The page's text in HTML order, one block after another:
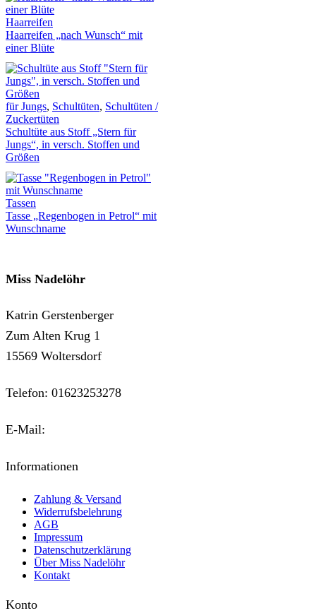
Haarreifen
Haarreifen „nach Wunsch“ mit
einer Blüte
für Jungs, Schultüten, Schultüten /
Zuckertüten
Schultüte aus Stoff „Stern für
Jungs“, in versch. Stoffen und
Größen
Tassen
Tasse „Regenbogen in Petrol“ mit
Wunschname
Miss Nadelöhr
Katrin Gerstenberger
Zum Alten Krug 1
15569 Woltersdorf
Telefon: 01623253278
E-Mail:
Informationen
Zahlung & Versand
Widerrufsbelehrung
AGB
Impressum
Datenschutzerklärung
Über Miss Nadelöhr
Kontakt
Konto